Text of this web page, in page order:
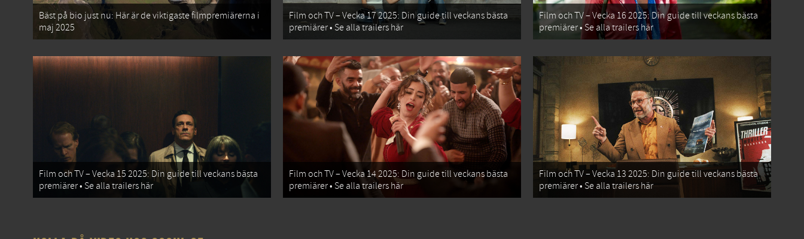
Bäst på bio just nu: Här är de viktigaste filmpremiärerna i
maj 2025
Film och TV – Vecka 17 2025: Din guide till veckans bästa
premiärer • Se alla trailers här
Film och TV – Vecka 16 2025: Din guide till veckans bästa
premiärer • Se alla trailers här
Film och TV – Vecka 15 2025: Din guide till veckans bästa
premiärer • Se alla trailers här
Film och TV – Vecka 14 2025: Din guide till veckans bästa
premiärer • Se alla trailers här
Film och TV – Vecka 13 2025: Din guide till veckans bästa
premiärer • Se alla trailers här